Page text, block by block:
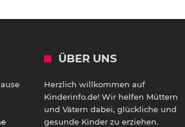
ÜBER UNS
Herzlich willkommen auf
Kinderinfo.de! Wir helfen Müttern
und Vätern dabei, glückliche und
gesunde Kinder zu erziehen.